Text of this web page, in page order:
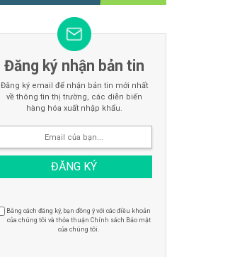
Đăng ký nhận bản tin
Đăng ký email để nhận bản tin mới nhất
về thông tin thị trường, các diễn biến
hàng hóa xuất nhập khẩu.
Bằng cách đăng ký, bạn đồng ý với các điều khoản
của chúng tôi và thỏa thuận Chính sách Bảo mật
của chúng tôi.